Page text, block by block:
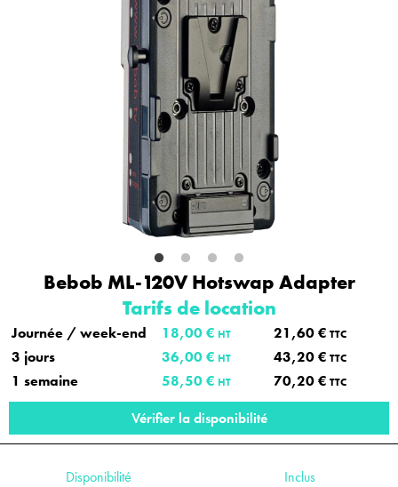
Bebob ML-120V Hotswap Adapter
Tarifs de location
Journée / week-end 18,00 € HT 21,60 € TTC
3 jours 36,00 € HT 43,20 € TTC
1 semaine 58,50 € HT 70,20 € TTC
Vérifier la disponibilité
Disponibilité
Inclus